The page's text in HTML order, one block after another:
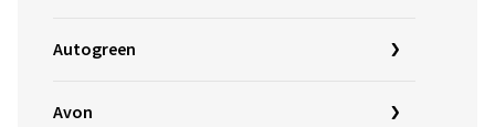
Autogreen
Avon